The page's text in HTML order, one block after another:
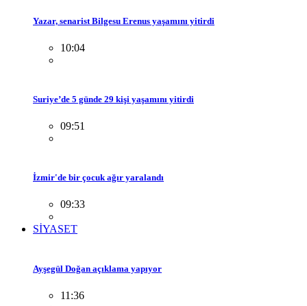
Yazar, senarist Bilgesu Erenus yaşamını yitirdi
10:04
Suriye’de 5 günde 29 kişi yaşamını yitirdi
09:51
İzmir'de bir çocuk ağır yaralandı
09:33
SİYASET
Ayşegül Doğan açıklama yapıyor
11:36